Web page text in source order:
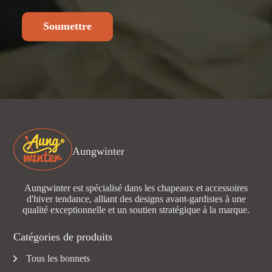
Soumettre
Aungwinter
Aungwinter est spécialisé dans les chapeaux et accessoires
d'hiver tendance, alliant des designs avant-gardistes à une
qualité exceptionnelle et un soutien stratégique à la marque.
Catégories de produits
Tous les bonnets